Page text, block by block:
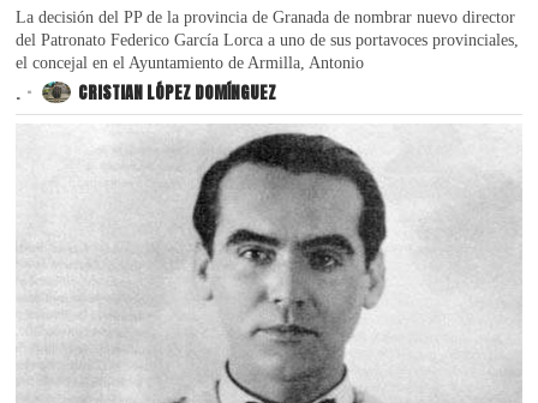
La decisión del PP de la provincia de Granada de nombrar nuevo director
del Patronato Federico García Lorca a uno de sus portavoces provinciales,
el concejal en el Ayuntamiento de Armilla, Antonio
. CRISTIAN LÓPEZ DOMÍNGUEZ